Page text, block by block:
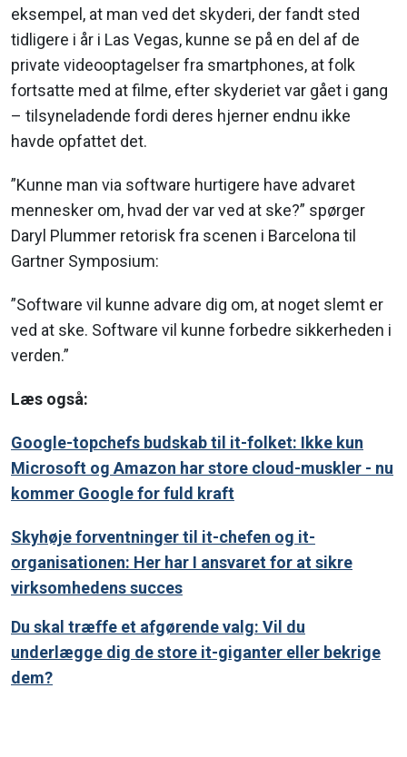
eksempel, at man ved det skyderi, der fandt sted
tidligere i år i Las Vegas, kunne se på en del af de
private videooptagelser fra smartphones, at folk
fortsatte med at filme, efter skyderiet var gået i gang
– tilsyneladende fordi deres hjerner endnu ikke
havde opfattet det.
”Kunne man via software hurtigere have advaret
mennesker om, hvad der var ved at ske?” spørger
Daryl Plummer retorisk fra scenen i Barcelona til
Gartner Symposium:
”Software vil kunne advare dig om, at noget slemt er
ved at ske. Software vil kunne forbedre sikkerheden i
verden.”
Læs også:
Google-topchefs budskab til it-folket: Ikke kun
Microsoft og Amazon har store cloud-muskler - nu
kommer Google for fuld kraft
Skyhøje forventninger til it-chefen og it-
organisationen: Her har I ansvaret for at sikre
virksomhedens succes
Du skal træffe et afgørende valg: Vil du
underlægge dig de store it-giganter eller bekrige
dem?